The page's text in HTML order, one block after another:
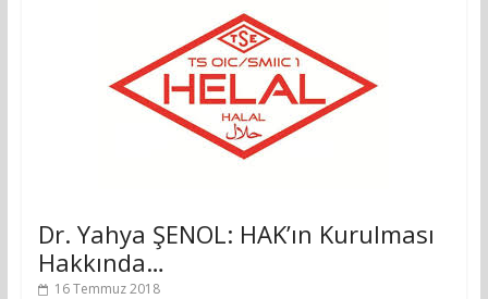
Dr. Yahya ŞENOL: HAK’ın Kurulması
Hakkında…
16 Temmuz 2018